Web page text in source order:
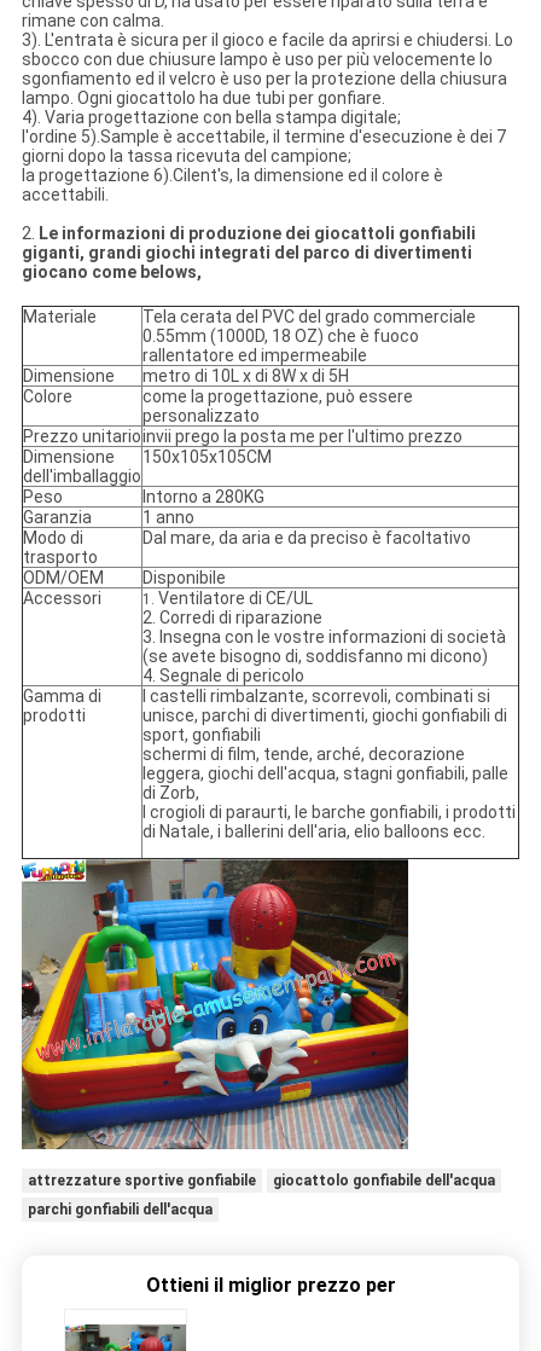
rimane con calma.
3). L'entrata è sicura per il gioco e facile da aprirsi e chiudersi. Lo
sbocco con due chiusure lampo è uso per più velocemente lo
sgonfiamento ed il velcro è uso per la protezione della chiusura
lampo. Ogni giocattolo ha due tubi per gonfiare.
4). Varia progettazione con bella stampa digitale;
l'ordine 5).Sample è accettabile, il termine d'esecuzione è dei 7
giorni dopo la tassa ricevuta del campione;
la progettazione 6).Cilent's, la dimensione ed il colore è
accettabili.
2. Le informazioni di produzione dei giocattoli gonfiabili
giganti, grandi giochi integrati del parco di divertimenti
giocano come belows,
Materiale
Tela cerata del PVC del grado commerciale
0.55mm (1000D, 18 OZ) che è fuoco
rallentatore ed impermeabile
Dimensione
metro di 10L x di 8W x di 5H
Colore
come la progettazione, può essere
personalizzato
Prezzo unitarioinvii prego la posta me per l'ultimo prezzo
Dimensione
dell'imballaggio
150x105x105CM
Peso
Intorno a 280KG
Garanzia
1 anno
Modo di
trasporto
Dal mare, da aria e da preciso è facoltativo
ODM/OEM
Disponibile
Accessori
1. Ventilatore di CE/UL
2. Corredi di riparazione
3. Insegna con le vostre informazioni di società
(se avete bisogno di, soddisfanno mi dicono)
4. Segnale di pericolo
Gamma di
prodotti
I castelli rimbalzante, scorrevoli, combinati si
unisce, parchi di divertimenti, giochi gonfiabili di
sport, gonfiabili
schermi di film, tende, arché, decorazione
leggera, giochi dell'acqua, stagni gonfiabili, palle
di Zorb,
I crogioli di paraurti, le barche gonfiabili, i prodotti
di Natale, i ballerini dell'aria, elio balloons ecc.
attrezzature sportive gonfiabile
giocattolo gonfiabile dell'acqua
parchi gonfiabili dell'acqua
Ottieni il miglior prezzo per